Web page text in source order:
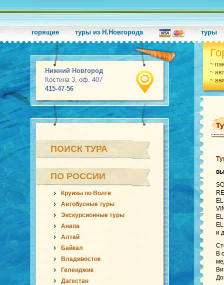
горящие туры из Н.Новгорода туры
Нижний Новгород
Костина 3, оф. 407
415-47-56
~
~
~
ПОИСК ТУРА
ПО РОССИИ
Круизы по Волге
Автобусные туры
Экскурсионные туры
Анапа
Алтай
Байкал
Владивосток
Геленджик
Дагестан
и
В